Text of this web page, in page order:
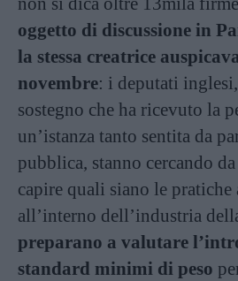
oggetto di discussione in
la stessa creatrice
novembre: i deputati
sostegno che ha ricevuto la
un’istanza tanto sentita da
pubblica, stanno cercando
capire quali siano le pratiche
all’interno dell’industria
preparano a valutare
standard minimi di peso